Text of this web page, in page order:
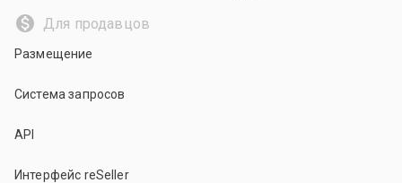
Для продавцов
Размещение
Система запросов
API
Интерфейс reSeller